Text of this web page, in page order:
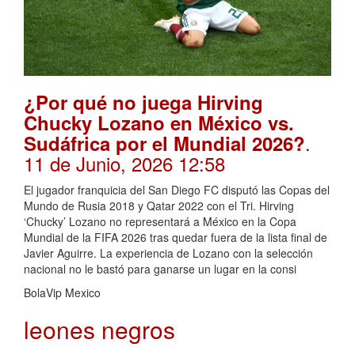
¿Por qué no juega Hirving
Chucky Lozano en México vs.
Sudáfrica por el Mundial 2026?.
11 de Junio, 2026 12:58
El jugador franquicia del San Diego FC disputó las Copas del
Mundo de Rusia 2018 y Qatar 2022 con el Tri. Hirving
‘Chucky’ Lozano no representará a México en la Copa
Mundial de la FIFA 2026 tras quedar fuera de la lista final de
Javier Aguirre. La experiencia de Lozano con la selección
nacional no le bastó para ganarse un lugar en la consi
BolaVip Mexico
leones negros